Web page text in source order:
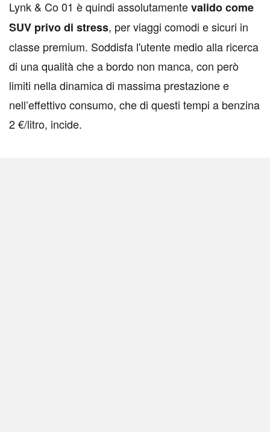
Lynk & Co 01 è quindi assolutamentevalido come
SUV privo di stress, per viaggi comodi e sicuri in
classe premium. Soddisfa l'utente medio alla ricerca
di una qualità che a bordo non manca, con però
limiti nella dinamica di massima prestazione e
nell’effettivo consumo, che di questi tempi a benzina
2 €/litro, incide.